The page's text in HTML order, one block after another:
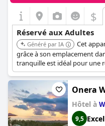
$
Réservé aux Adultes
Généré par IA
Cet
grâce à son emplacement
tranquille est idéal pour une
Onera
Hôtel à
9,5